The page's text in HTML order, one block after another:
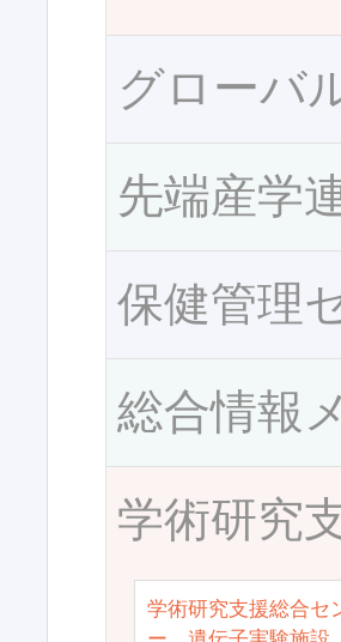
グローバ
先端産学
保健管理
総合情報
学術研究
学術研究支援総合セ